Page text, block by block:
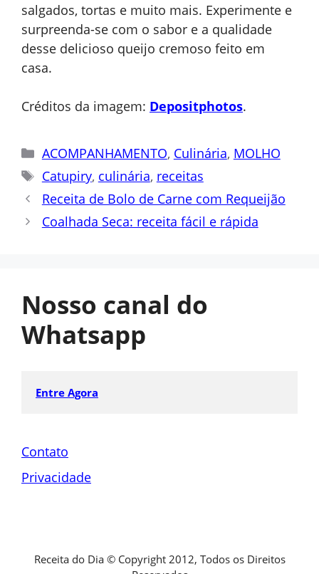
salgados, tortas e muito mais. Experimente e
surpreenda-se com o sabor e a qualidade
desse delicioso queijo cremoso feito em
casa.
Créditos da imagem: Depositphotos.
Categorias
ACOMPANHAMENTO, Culinária, MOLHO
Tags
Catupiry, culinária, receitas
Receita de Bolo de Carne com Requeijão
Coalhada Seca: receita fácil e rápida
Nosso canal do
Whatsapp
Entre Agora
Contato
Privacidade
Receita do Dia © Copyright 2012, Todos os Direitos